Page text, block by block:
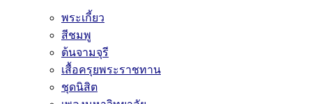
พระเกี้ยว
สีชมพู
ต้นจามจุรี
เสื้อครุยพระราชทาน
ชุดนิสิต